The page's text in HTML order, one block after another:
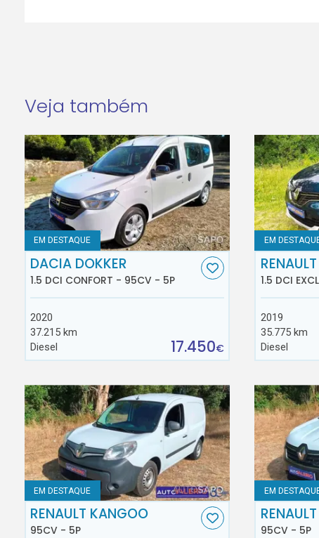
Veja também
EM DESTAQUE
DACIA DOKKER
1.5 DCI CONFORT - 95CV - 5P
2020
37.215 km
Diesel
17.450€
EM
1.5 DCI
2019
35.775 km
Diesel
EM DESTAQUE
RENAULT KANGOO
95CV - 5P
EM
95CV - 5P